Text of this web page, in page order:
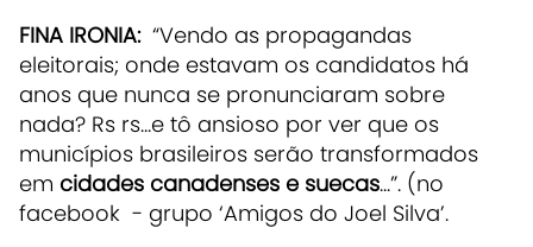
FINA IRONIA: “Vendo as propagandas
eleitorais; onde estavam os candidatos há
anos que nunca se pronunciaram sobre
nada? Rs rs...e tô ansioso por ver que os
municípios brasileiros serão transformados
em cidades canadenses e suecas...”. (no
facebook - grupo ‘Amigos do Joel Silva’.